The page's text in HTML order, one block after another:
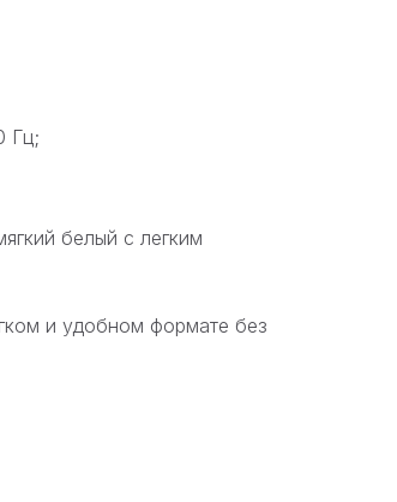
Гц;
белый с легким
и удобном формате без